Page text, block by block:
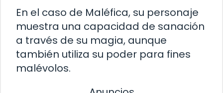
En el caso de Maléfica, su personaje
muestra una capacidad de sanación
a través de su magia, aunque
también utiliza su poder para fines
malévolos.